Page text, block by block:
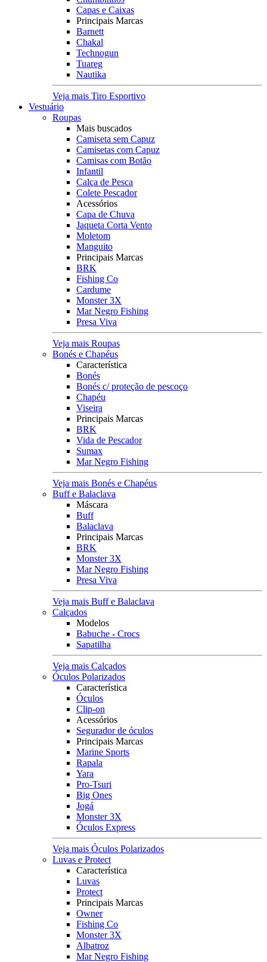
Capas e Caixas
Principais Marcas
Barnett
Chakal
Technogun
Tuareg
Nautika
Veja mais Tiro Esportivo
Vestuário
Roupas
Mais buscados
Camiseta sem Capuz
Camisetas com Capuz
Camisas com Botão
Infantil
Calça de Pesca
Colete Pescador
Acessórios
Capa de Chuva
Jaqueta Corta Vento
Moletom
Manguito
Principais Marcas
BRK
Fishing Co
Cardume
Monster 3X
Mar Negro Fishing
Presa Viva
Veja mais Roupas
Bonés e Chapéus
Característica
Bonés
Bonés c/ proteção de pescoço
Chapéu
Viseira
Principais Marcas
BRK
Vida de Pescador
Sumax
Mar Negro Fishing
Veja mais Bonés e Chapéus
Buff e Balaclava
Máscara
Buff
Balaclava
Principais Marcas
BRK
Monster 3X
Mar Negro Fishing
Presa Viva
Veja mais Buff e Balaclava
Calçados
Modelos
Babuche - Crocs
Sapatilha
Veja mais Calçados
Óculos Polarizados
Característica
Óculos
Clip-on
Acessórios
Segurador de óculos
Principais Marcas
Marine Sports
Rapala
Yara
Pro-Tsuri
Big Ones
Jogá
Monster 3X
Óculos Express
Veja mais Óculos Polarizados
Luvas e Protect
Característica
Luvas
Protect
Principais Marcas
Owner
Fishing Co
Monster 3X
Albatroz
Mar Negro Fishing